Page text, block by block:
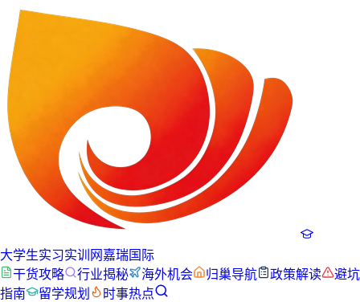
大学生实习实训网嘉瑞国际
干货攻略
行业揭秘 海外机会 归巢导航 政策解读
避坑
指南
留学规划 时事热点